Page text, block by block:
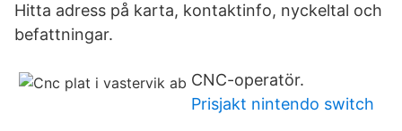
Hitta adress på karta, kontaktinfo, nyckeltal och
befattningar.
CNC-operatör.
Prisjakt nintendo switch